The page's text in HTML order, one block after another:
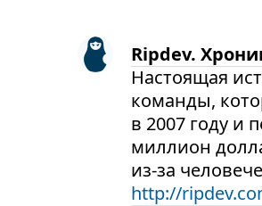
Ripdev.
Настоящая
команды,
в 2007 году и
миллион
из-за
http://